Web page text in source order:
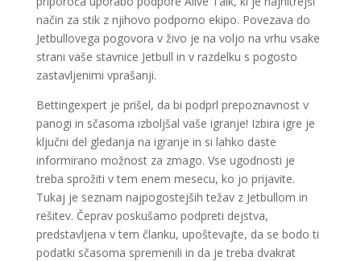
način za stik z njihovo podporno ekipo. Povezava do
Jetbullovega pogovora v živo je na voljo na vrhu vsake
strani vaše stavnice Jetbull in v razdelku s pogosto
zastavljenimi vprašanji.
Bettingexpert je prišel, da bi podprl prepoznavnost v
panogi in sčasoma izboljšal vaše igranje! Izbira igre je
ključni del gledanja na igranje in si lahko daste
informirano možnost za zmago. Vse ugodnosti je
treba sprožiti v tem enem mesecu, ko jo prijavite.
Tukaj je seznam najpogostejših težav z Jetbullom in
rešitev. Čeprav poskušamo podpreti dejstva,
predstavljena v tem članku, upoštevajte, da se bodo ti
podatki sčasoma spremenili in da je treba dvakrat